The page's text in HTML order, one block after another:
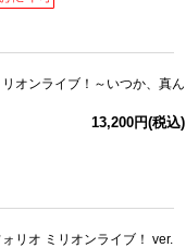
オンライブ！～いつか、真ん
13,200円(税込)
リオ ミリオンライブ！ ver.